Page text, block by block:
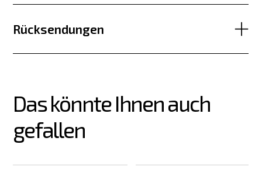
Rücksendungen
Das könnte Ihnen auch
gefallen